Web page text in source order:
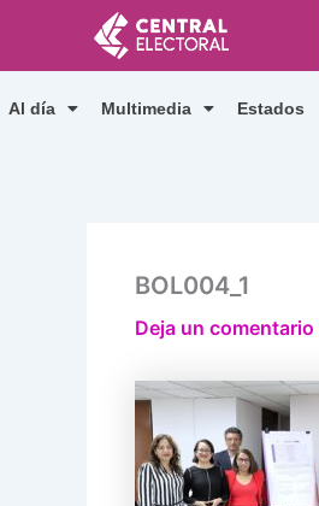
contenido
Al día Multimedia Estados
BOL004_1
Deja un comentario